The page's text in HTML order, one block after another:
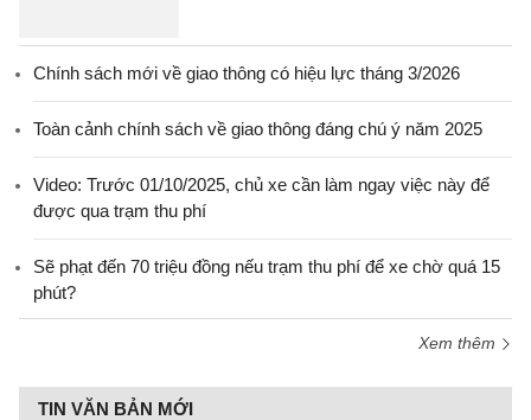
Chính sách mới về giao thông có hiệu lực tháng 3/2026
Toàn cảnh chính sách về giao thông đáng chú ý năm 2025
Video: Trước 01/10/2025, chủ xe cần làm ngay việc này để
được qua trạm thu phí
Sẽ phạt đến 70 triệu đồng nếu trạm thu phí để xe chờ quá 15
phút?
Xem thêm
TIN VĂN BẢN MỚI